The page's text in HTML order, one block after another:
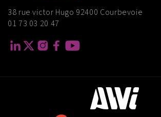
38 rue victor Hugo 92400 Courbevoie
01 73 03 20 47